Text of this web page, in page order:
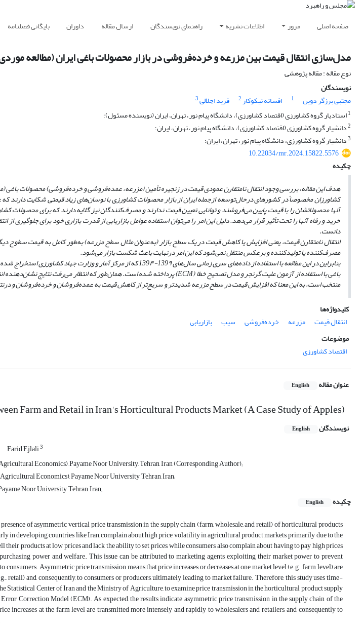
صفحه اصلی مرور اطلاعات نشریه راهنمای نویسندگان ارسال مقاله داوران بایگانی فصلنامه
مدل‌سازی انتقال قیمت بین مزرعه و خرده‌فروشی در بازار محصولات باغی ایران (مطالعه
نوع مقاله : مقاله پژوهشی
نویسندگان
مجتبی برزگر دوین
1 افسانه نیکوکار2 فرید اجلالی3
1استادیار گروه کشاورزی (اقتصاد کشاورزی)، دانشگاه پیام نور، تهران، ایران (نویسنده مسئول)؛
2دانشیار گروه کشاورزی (اقتصاد کشاورزی)، دانشگاه پیام نور، تهران، ایران؛
3دانشیار گروه کشاورزی، دانشگاه پیام نور، تهران، ایران؛
10.22034/mr.2024.15822.5576
چکیده
هدف این مقاله، بررسی وجود انتقال نامتقارن عمودی قیمت در زنجیره تأمین (مزرعه، عمده‌فروشی و خرده‌فروشی) محصولات
کشاورزان مخصوصاً در کشورهای درحال‌توسعه ازجمله ایران از بازار محصولات کشاورزی با نوسان‌های زیاد قیمتی شکایت دارند که
آنها محصولاتشان را با قیمت پایین می‌‌فروشند و توانایی تعیین قیمت ندارند و مصرف‌کنندگان نیز گلایه دارند که برای محصولات
خرید و رفاه آنها را تحت تأثیر قرار می‌دهد. دلیل این امر را می‌توان استفاده عوامل بازاریابی از قدرت بازاری خود برای جلوگیری
دانست.
انتقال نامتقارن قیمت، یعنی افزایش یا کاهش قیمت‌ در یک سطح بازار (به‌عنوان‌ مثال سطح مزرعه) بهطور کامل به قیمت سطوح
مصرف‌کننده یا تولیدکننده و برعکس منتقل نمی‌شود که این امر درنهایت باعث شکست بازار می‌شود.
بنابراین در این مطالعه با استفاده از داده‌های سری زمانی سال‌های 139۹-139۴ که از
باغی با استفاده از آزمون علیت گرنجر و مدل تصحیح خطا (ECM
)پرداخته شده است. همان‌طور که انتظار می‌رفت نتایج نشان‌دهنده
منتخب است، به این معنا که افزایش قیمت در سطح مزرعه شدیدتر و سریع‌تر از کاهش قیمت به عمده‌فروشان و خرده‌فروشان و
کلیدواژه‌ها
انتقال قیمت
مزرعه خرده‌فروشی سیب
بازاریابی
موضوعات
اقتصاد کشاورزی
عنوان مقاله English
Farm and Retail in Iran's Horticultural Products Market (A Case Study of Apples)
نویسندگان English
Farid Ejlali3
Economics), Payame Noor University, Tehran, Iran (Corresponding Author);
Economics), Payame Noor University, Tehran, Iran;
Noor University, Tehran, Iran;
چکیده
English
of asymmetric vertical price transmission in the supply chain (farm, wholesale, and retail) of horticultural products
in developing countries like Iran, complain about high price volatility in agricultural product markets, primarily due to the
products at low prices and lack the ability to set prices, while consumers also complain about having to pay high prices
power and welfare. This issue can be attributed to marketing agents exploiting their market power to prevent
Asymmetric price transmission means that price increases or decreases at one market level (e.g., farm level) are
retail) and, consequently, to consumers or producers, ultimately leading to market failure. Therefore, this study uses time-
Statistical Center of Iran and the Ministry of Agriculture, to examine price transmission in the horticultural product supply
Correction Model (ECM). As expected, the results indicate asymmetric price transmission in the supply chain of the
increases at the farm level are transmitted more intensely and rapidly to wholesalers and retailers, and consequently to